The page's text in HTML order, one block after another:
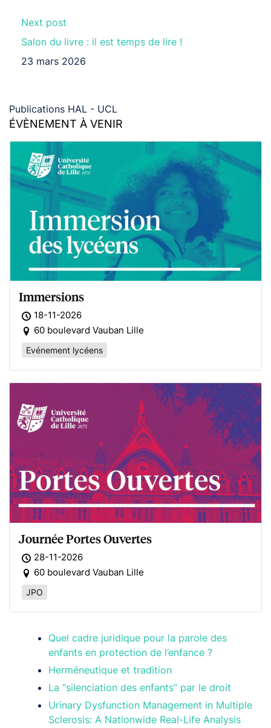
Next post
Salon du livre : il est temps de lire !
23 mars 2026
Publications HAL - UCL
ÉVÈNEMENT À VENIR
Immersions
18-11-2026
60 boulevard Vauban Lille
Evénement lycéens
Journée Portes Ouvertes
28-11-2026
60 boulevard Vauban Lille
JPO
Quel cadre juridique pour la parole des
enfants en protection de l’enfance ?
Herméneutique et tradition
La “silenciation des enfants” par le droit
Urinary Dysfunction Management in Multiple
Sclerosis: A Nationwide Real-Life Analysis